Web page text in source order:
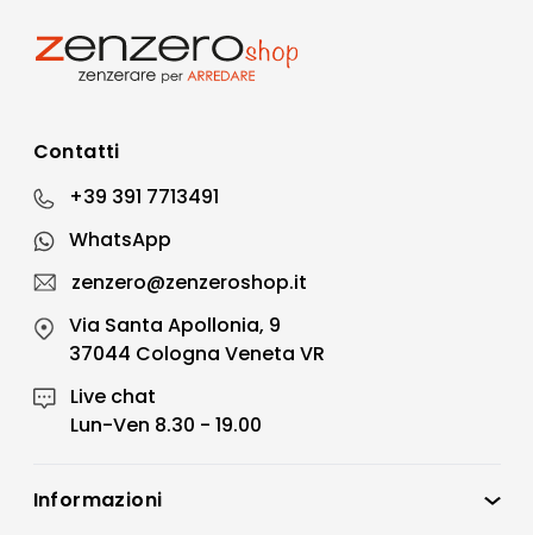
Contatti
+39 391 7713491
WhatsApp
zenzero@zenzeroshop.it
Via Santa Apollonia, 9
37044 Cologna Veneta VR
Live chat
Lun-Ven 8.30 - 19.00
Informazioni